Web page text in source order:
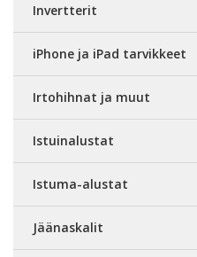
Invertterit
iPhone ja iPad tarvikkeet
Irtohihnat ja muut
Istuinalustat
Istuma-alustat
Jäänaskalit